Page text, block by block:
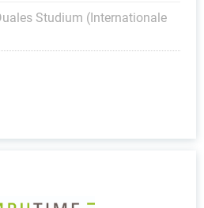
Studium (Internationale